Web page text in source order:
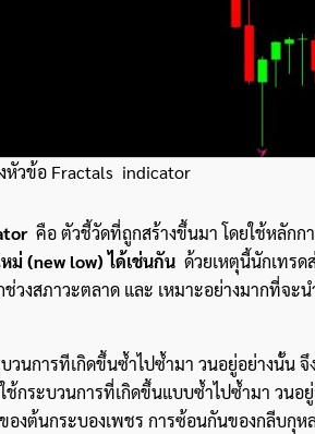
หัวข้อ Fractals indicator
คือ ตัวชี้วัดที่ถูกสร้างขึ้นมา โดยใช้หลักก
ม่ (new low) ได้เช่นกัน ด้วยเหตุนี้นักเทรด
ช่วงสภาวะตลาด และ เหมาะอย่างมากที่จะ
บวนการทีเกิดขึ้นซ้ำไปซ้ำมา วนอยู่อย่างนั้น
ช้กระบวนการที่เกิดขึ้นแบบซ้ำไปซ้ำมา วน
องต้นกระบองเพชร การซ้อนกันของกลีบกุ